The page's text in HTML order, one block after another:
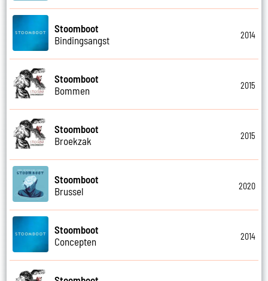
Stoomboot
Bindingsangst
2014
Stoomboot
Bommen
2015
Stoomboot
Broekzak
2015
Stoomboot
Brussel
2020
Stoomboot
Concepten
2014